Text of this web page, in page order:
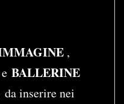
,
e BALLERINE
da inserire nei